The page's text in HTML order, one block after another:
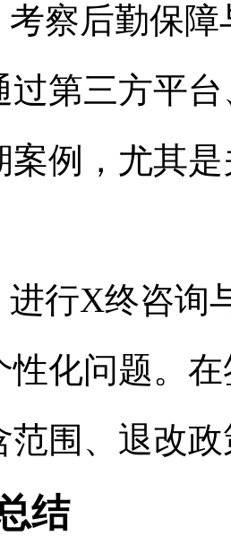
考察后勤保
过第三方平
案例，尤其
进行X终咨询
性化问题。
范围、退改
结